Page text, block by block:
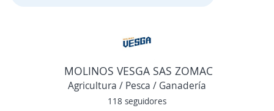
MOLINOS VESGA SAS ZOMAC
Agricultura / Pesca / Ganadería
118 seguidores